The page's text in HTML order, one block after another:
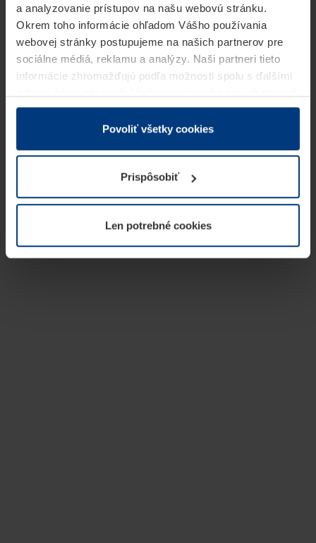
a analyzovanie prístupov na našu webovú stránku.
Okrem toho informácie ohľadom Vášho používania
webovej stránky postupujeme na našich partnerov pre
sociálne médiá, reklamu a analýzy. Naši partneri tieto
informácie zhromažďujú podľa možnosti spolu s ďalšími
v rámci Vášho využívania služieb.
Z právneho hľadiska môžeme cookies ukladať na Vašom
prevádzku tejto stránky. Pre všetky ostatné typy cookie
potrebujeme Vaše povolenie. Vaše povolenie môžete
kedykoľvek zmeniť alebo odvolať vo vysvetlení cookie
našej webovej stránky.
Povoliť všetky cookies
Prispôsobiť
Len potrebné cookies